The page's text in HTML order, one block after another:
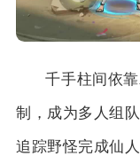
千手柱间依
制，成为多人组
追踪野怪完成仙